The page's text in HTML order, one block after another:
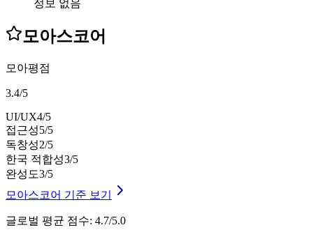
정보 없음
모아스코어
모아평점
3.4/5
UI/UX4/5
접근성5/5
독창성2/5
한국 적합성3/5
완성도3/5
모아스코어 기준 보기
글로벌 평균 점수: 4.7/5.0